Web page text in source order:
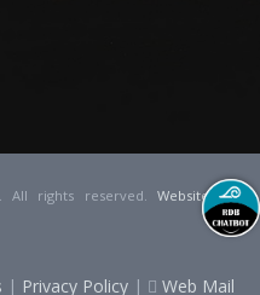
All rights reserved. Websiteby
| Privacy Policy | Web Mail